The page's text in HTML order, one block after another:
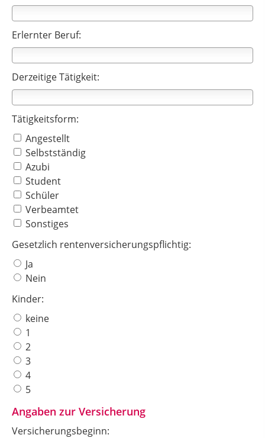
Erlernter Beruf:
Derzeitige Tätigkeit:
Tätigkeitsform:
Angestellt
Selbstständig
Azubi
Student
Schüler
Verbeamtet
Sonstiges
Gesetzlich rentenversicherungspflichtig:
Ja
Nein
Kinder:
keine
1
2
3
4
5
Angaben zur Versicherung
Versicherungsbeginn: